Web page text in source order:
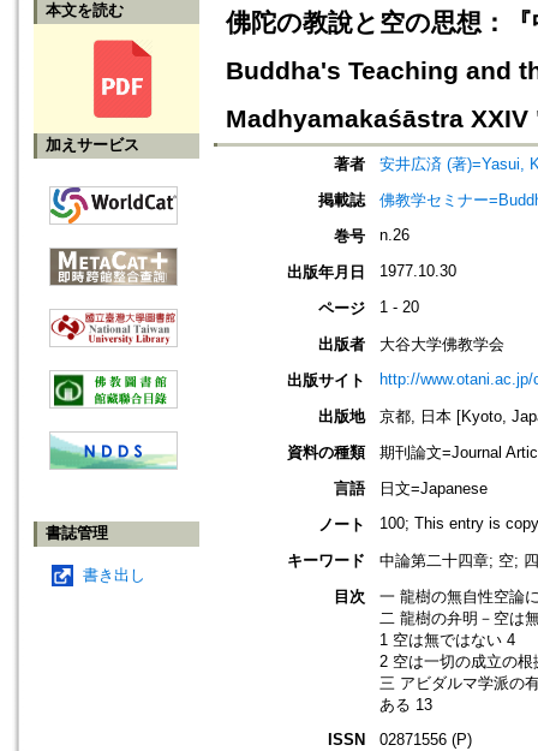
本文を読む
加えサービス
書誌管理
書き出し
佛陀の教說と空の思想：
Buddha's Teaching and
Madhyamakaśāstra
著者
安井広済 (著)=Yasui,
掲載誌
佛教学セミナー
巻号
n.26
出版年月日 1977.10.30
ページ 1 - 20
出版者
大谷大学佛教学会
出版サイト
http://
出版地
京都, 日本 [Kyoto,
資料の種類
期刊論文=Journal
言語
日文=Japanese
ノート
100; This entry is
キーワード
中論第二十四章; 空;
目次
一 龍樹の無自性空論
二 龍樹の弁明－空は
1 空は無ではない 4
2 空は一切の成立の根
三 アビダルマ学派の
ある 13
ISSN
02871556 (P)